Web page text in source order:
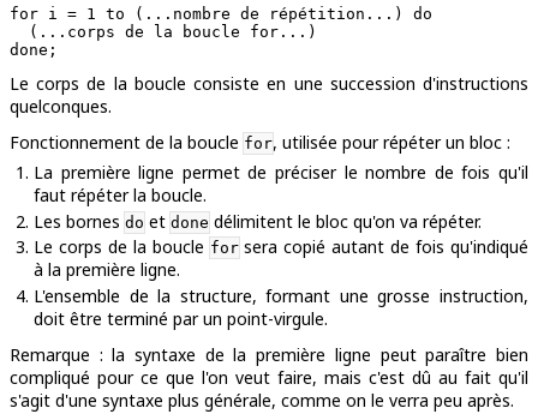
for i = 1 to (...nombre de répétition...) do
  (...corps de la boucle for...)
Le corps de la boucle consiste en une succession d'instructions
quelconques.
Fonctionnement de la boucle for, utilisée pour répéter un bloc :
La première ligne permet de préciser le nombre de fois qu'il
faut répéter la boucle.
Les bornes do et done délimitent le bloc qu'on va répéter.
Le corps de la boucle forsera copié autant de fois qu'indiqué
à la première ligne.
L'ensemble de la structure, formant une grosse instruction,
doit être terminé par un point-virgule.
Remarque : la syntaxe de la première ligne peut paraître bien
compliqué pour ce que l'on veut faire, mais c'est dû au fait qu'il
s'agit d'une syntaxe plus générale, comme on le verra peu après.